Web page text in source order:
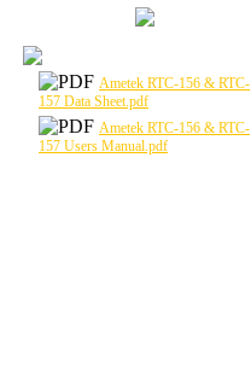
Ametek RTC-156 & RTC-
157 Data Sheet.pdf
Ametek RTC-156 & RTC-
157 Users Manual.pdf